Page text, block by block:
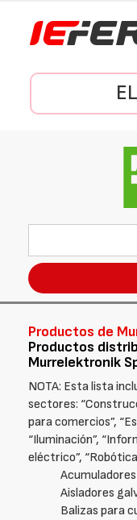
Productos de
Productos
Murrelektronik
NOTA: Esta lista
sectores:
para comercios”,
“Iluminación”,
eléctrico”,
Acumuladores
Aisladores
Balizas para